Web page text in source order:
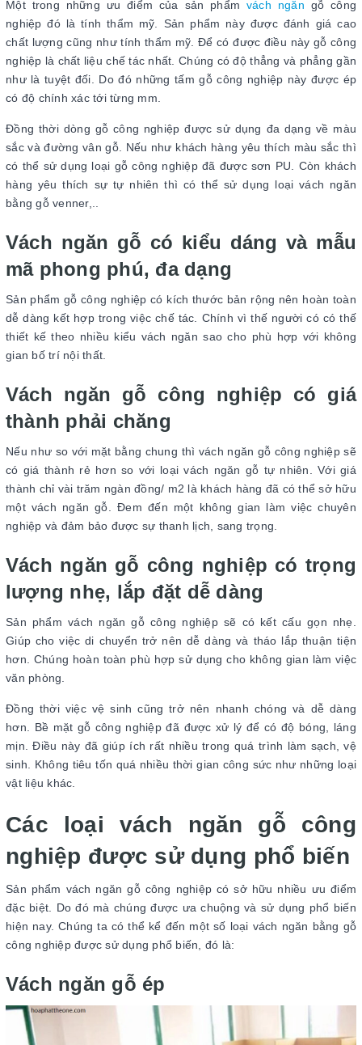
Một trong những ưu điểm của sản phẩm vách ngăn gỗ công
nghiệp đó là tính thẩm mỹ. Sản phẩm này được đánh giá cao
chất lượng cũng như tính thẩm mỹ. Để có được điều này gỗ công
nghiệp là chất liệu chế tác nhất. Chúng có độ thẳng và phẳng gần
như là tuyệt đối. Do đó những tấm gỗ công nghiệp này được ép
có độ chính xác tới từng mm.
Đồng thời dòng gỗ công nghiệp được sử dụng đa dạng về màu
sắc và đường vân gỗ. Nếu như khách hàng yêu thích màu sắc thì
có thể sử dụng loại gỗ công nghiệp đã được sơn PU. Còn khách
hàng yêu thích sự tự nhiên thì có thể sử dụng loại vách ngăn
bằng gỗ venner,..
Vách ngăn gỗ có kiểu dáng và mẫu
mã phong phú, đa dạng
Sản phẩm gỗ công nghiệp có kích thước bản rộng nên hoàn toàn
dễ dàng kết hợp trong việc chế tác. Chính vì thế người có có thế
thiết kế theo nhiều kiểu vách ngăn sao cho phù hợp với không
gian bố trí nội thất.
Vách ngăn gỗ công nghiệp có giá
thành phải chăng
Nếu như so với mặt bằng chung thì vách ngăn gỗ công nghiệp sẽ
có giá thành rẻ hơn so với loại vách ngăn gỗ tự nhiên. Với giá
thành chỉ vài trăm ngàn đồng/ m2 là khách hàng đã có thể sở hữu
một vách ngăn gỗ. Đem đến một không gian làm việc chuyên
nghiệp và đảm bảo được sự thanh lịch, sang trọng.
Vách ngăn gỗ công nghiệp có trọng
lượng nhẹ, lắp đặt dễ dàng
Sản phẩm vách ngăn gỗ công nghiệp sẽ có kết cấu gọn nhẹ.
Giúp cho việc di chuyển trở nên dễ dàng và tháo lắp thuận tiện
hơn. Chúng hoàn toàn phù hợp sử dụng cho không gian làm việc
văn phòng.
Đồng thời việc vệ sinh cũng trở nên nhanh chóng và dễ dàng
hơn. Bề mặt gỗ công nghiệp đã được xử lý để có độ bóng, láng
mịn. Điều này đã giúp ích rất nhiều trong quá trình làm sạch, vệ
sinh. Không tiêu tốn quá nhiều thời gian công sức như những loại
vật liệu khác.
Các loại vách ngăn gỗ công
nghiệp được sử dụng phổ biến
Sản phẩm vách ngăn gỗ công nghiệp có sở hữu nhiều ưu điểm
đặc biệt. Do đó mà chúng được ưa chuộng và sử dụng phổ biến
hiện nay. Chúng ta có thể kể đến một số loại vách ngăn bằng gỗ
công nghiệp được sử dụng phổ biến, đó là:
Vách ngăn gỗ ép